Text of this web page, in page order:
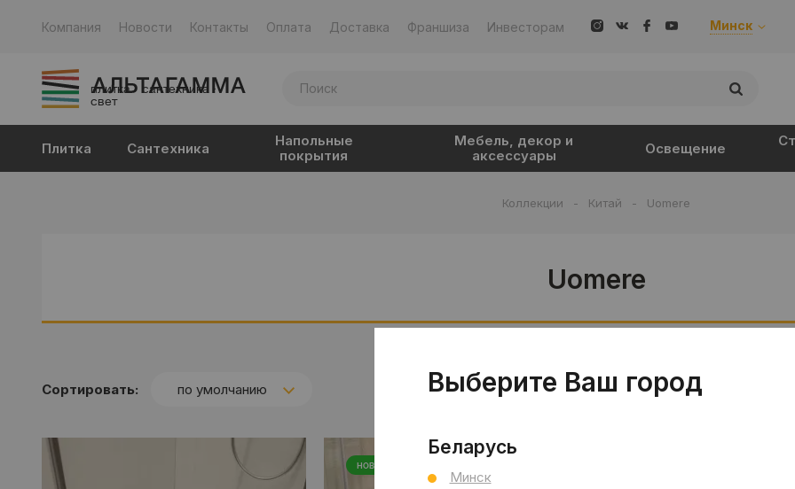
Компания Новости Контакты Оплата Доставка Франшиза Инвесторам Минск
плитка · сантехника ·
свет
Плитка Сантехника
Напольные
покрытия
Мебель, декор и
аксессуары
Освещение
Коллекции - Китай - Uomere
Uomere
Сортировать: по умолчанию
НОВИНКА
Выберите Ваш город
Беларусь
Минск